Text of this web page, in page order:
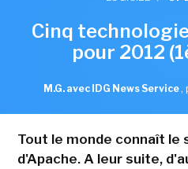
Cinq
pour 2012
M.G. avec IDG News Service ,
Tout le monde connaît le
d'Apache. A leur suite,